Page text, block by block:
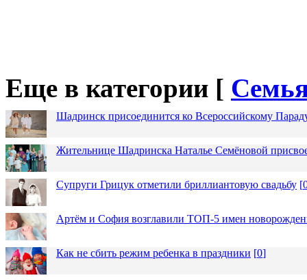
Еще в категории [
Шадринск присоединится ко Всероссийскому
Жительнице Шадринска Наталье Семёновой
Супруги Грицук отметили бриллиантовую свадьбу [
Артём и София возглавили ТОП-5 имен
Как не сбить режим ребенка в праздники [0]